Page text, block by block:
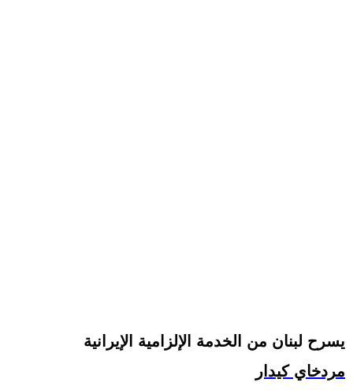
يسرح لبنان من الخدمة الإلزامية الإيرانية
مردخاي كيدار